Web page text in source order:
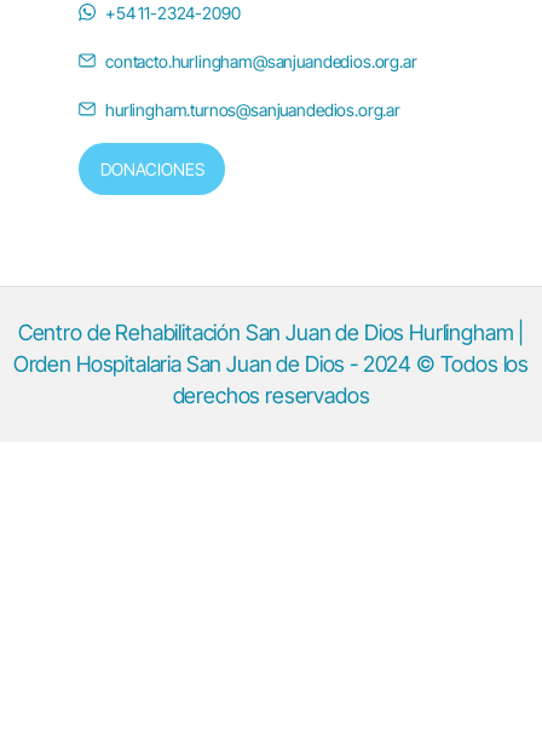
+54 11-2324-2090
contacto.hurlingham@sanjuandedios.org.ar
hurlingham.turnos@sanjuandedios.org.ar
DONACIONES
Centro de Rehabilitación San Juan de Dios Hurlingham |
Orden Hospitalaria San Juan de Dios - 2024 © Todos los
derechos reservados